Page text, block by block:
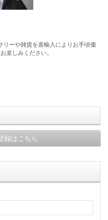
リーや雑貨を直輸入によりお手頃価
楽しみください。
録はこちら